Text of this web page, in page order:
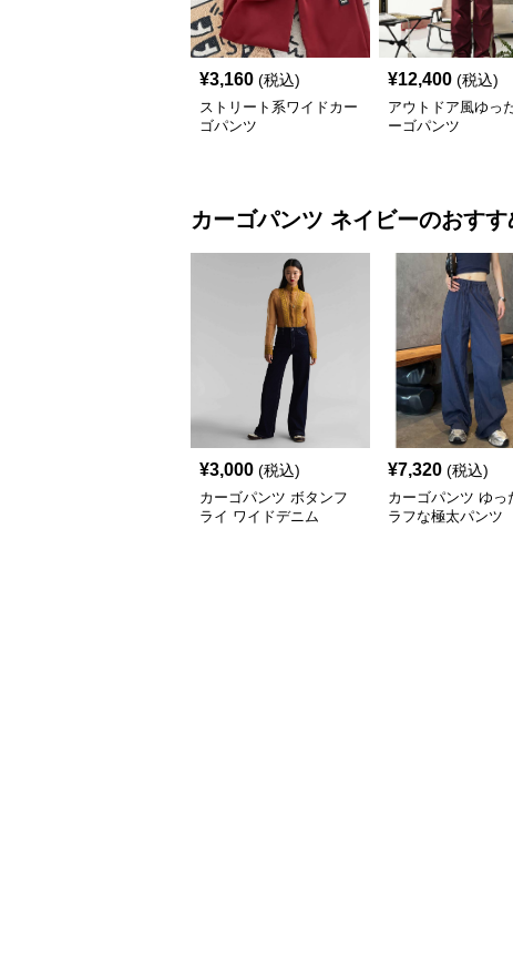
¥3,160 (税込)
ストリート系ワイドカー
ゴパンツ
¥12,400 (税込)
アウトドア風ゆっ
ーゴパンツ
カーゴパンツ ネイビーのおすす
¥3,000 (税込)
カーゴパンツ ボタンフ
ライ ワイドデニム
¥7,320 (税込)
カーゴパンツ ゆっ
ラフな極太パンツ